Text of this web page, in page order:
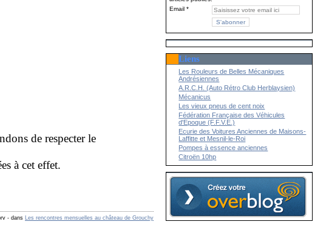
de respecter le
à cet effet.
- dans Les rencontres mensuelles au château de Grouchy
Email
Liens
Les Rouleurs de Belles Mécaniques
Andrésiennes
A.R.C.H. (Auto Rétro Club Herblaysien)
Mécanicus
Les vieux pneus de cent noix
Fédération Française des Véhicules
d'Epoque (F.F.V.E.)
Ecurie des Voitures Anciennes de Maisons-
Laffitte et Mesnil-le-Roi
Pompes à essence anciennes
Citroën 10hp